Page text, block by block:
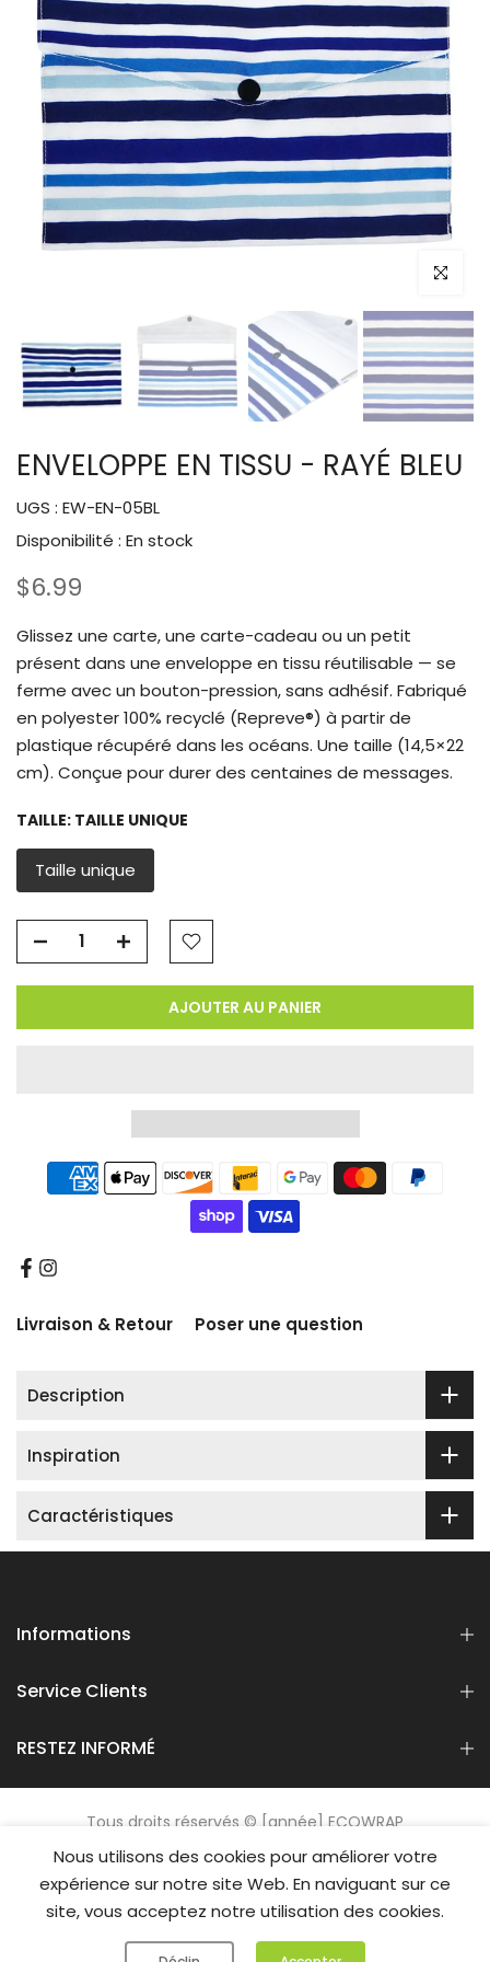
Cliquez
ENVELOPPE EN TISSU - RAYÉ BLEU
UGS : EW-EN-05BL
Disponibilité : En stock
$6.99
Glissez une carte, une carte-cadeau ou un petit
présent dans une enveloppe en tissu réutilisable — se
ferme avec un bouton-pression, sans adhésif. Fabriqué
en polyester 100% recyclé (Repreve®) à partir de
plastique récupéré dans les océans. Une taille (14,5×22
cm). Conçue pour durer des centaines de messages.
TAILLE: TAILLE UNIQUE
Taille unique
AJOUTER AU PANIER
Livraison & Retour Poser une question
Description
Inspiration
Caractéristiques
Informations
Service Clients
RESTEZ INFORMÉ
Tous droits réservés © [année] ECOWRAP
Nous utilisons des cookies pour améliorer votre
expérience sur notre site Web. En naviguant sur ce
site, vous acceptez notre utilisation des cookies.